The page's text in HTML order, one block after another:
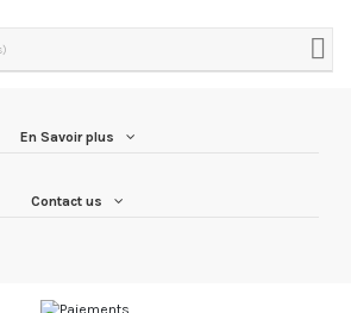
En Savoir plus
Contact us